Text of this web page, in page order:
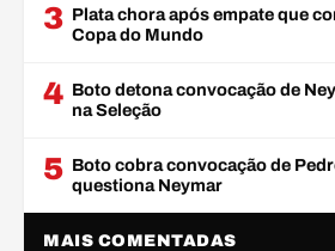
3 Plata chora após empate que
Copa do Mundo
4 Boto detona convocação de
na Seleção
5 Boto cobra convocação de
questiona Neymar
MAIS COMENTADAS